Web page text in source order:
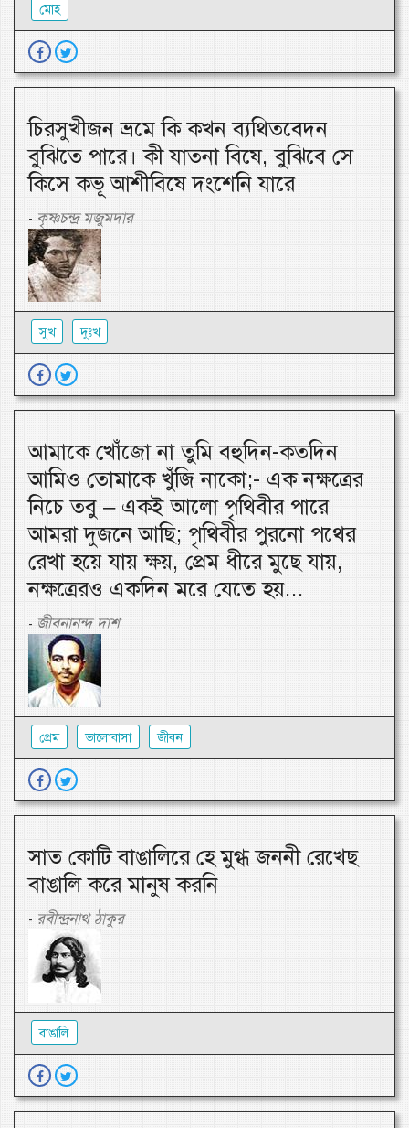
মোহ
চিরসুখীজন ভ্রমে কি কখন ব্যথিতবেদন
বুঝিতে পারে। কী যাতনা বিষে, বুঝিবে সে
কিসে কভূ আশীবিষে দংশেনি যারে
- কৃষ্ণচন্দ্র মজুমদার
সুখ দুঃখ
আমাকে খোঁজো না তুমি বহুদিন-কতদিন
আমিও তোমাকে খুঁজি নাকো;- এক নক্ষত্রের
নিচে তবু – একই আলো পৃথিবীর পারে
আমরা দুজনে আছি; পৃথিবীর পুরনো পথের
রেখা হয়ে যায় ক্ষয়, প্রেম ধীরে মুছে যায়,
নক্ষত্রেরও একদিন মরে যেতে হয়...
- জীবনানন্দ দাশ
প্রেম ভালোবাসা জীবন
সাত কোটি বাঙালিরে হে মুগ্ধ জননী রেখেছ
বাঙালি করে মানুষ করনি
- রবীন্দ্রনাথ ঠাকুর
বাঙালি